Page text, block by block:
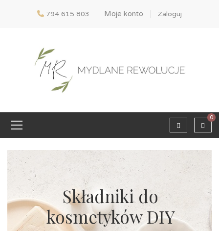
794 615 803 Moje konto Zaloguj
0
Składniki do
kosmetyków DIY